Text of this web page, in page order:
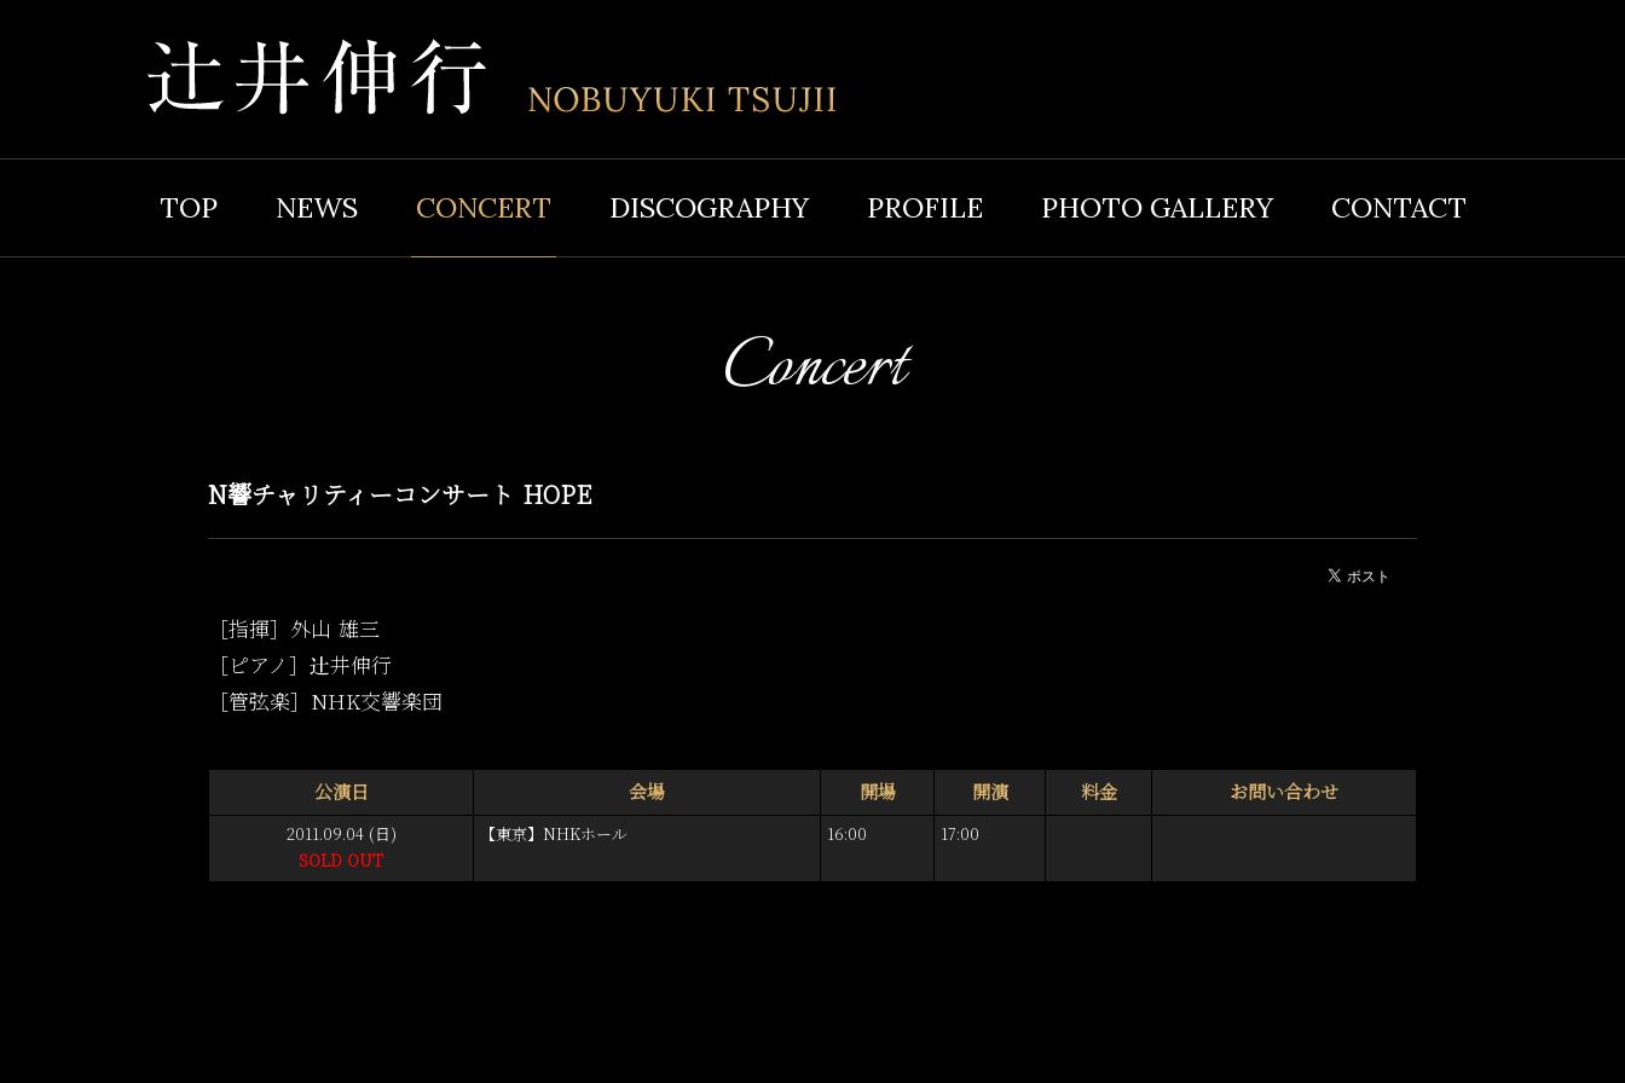
TOP NEWS CONCERT DISCOGRAPHY PROFILE PHOTO GALLERY CONTACT
Concert
N響チャリティーコンサート HOPE
［指揮］外山 雄三
［ピアノ］辻井伸行
［管弦楽］NHK交響楽団
公演日 会場 開場 開演 料金 お問い合わせ
2011.09.04 (日)
SOLD OUT
【東京】NHKホール 16:00 17:00